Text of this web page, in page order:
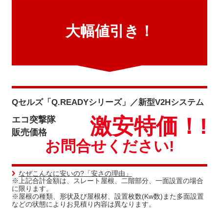
大幅値引き！
Qセルズ「Q.READYシリーズ」／新型V2Hシステム
エコ突撃隊
販売価格
激安特価！!
お問合せください!
※上記合計金額は、スレート屋根、二階部分、一面設置の場合
に限ります。
※屋根の種類、形状及び屋根材、設置枚数(Kw数)また多面設置
などの状態によりお見積り内容は異なります。
なぜこんなに安いの?「安さの理由」